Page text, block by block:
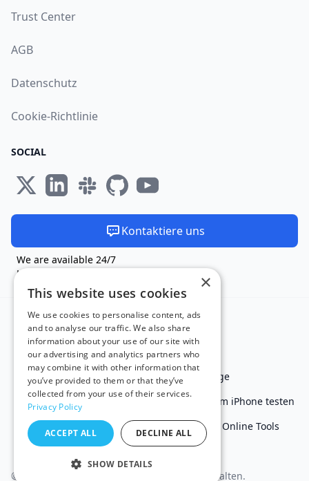
Trust Center
AGB
Datenschutz
Cookie-Richtlinie
SOCIAL
Kontaktiere uns
We are available 24/7
Hergestellt und gehostet in der EU 🇪🇺
Testen Sie im IE Testen Sie auf Microsoft Edge
Auf Safari testen
Auf dem iPhone testen
Auf dem iPad testen
Auf Galaxy testen
Free Online Tools
English
© 2011 - 2026 TestingBot. Alle Rechte vorbehalten.
×
This website uses cookies
We use cookies to personalise content, ads
and to analyse our traffic. We also share
information about your use of our site with
our advertising and analytics partners who
may combine it with other information that
you’ve provided to them or that they’ve
collected from your use of their services.
Privacy Policy
ACCEPT ALL DECLINE ALL
SHOW DETAILS